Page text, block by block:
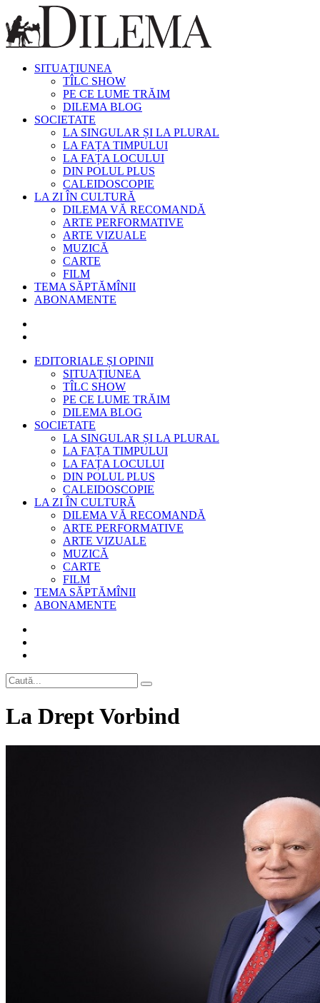
SITUAȚIUNEA
TÎLC SHOW
PE CE LUME TRĂIM
DILEMA BLOG
SOCIETATE
LA SINGULAR ȘI LA PLURAL
LA FAȚA TIMPULUI
LA FAȚA LOCULUI
DIN POLUL PLUS
CALEIDOSCOPIE
LA ZI ÎN CULTURĂ
DILEMA VĂ RECOMANDĂ
ARTE PERFORMATIVE
ARTE VIZUALE
MUZICĂ
CARTE
FILM
TEMA SĂPTĂMÎNII
ABONAMENTE
EDITORIALE ȘI OPINII
SITUAȚIUNEA
TÎLC SHOW
PE CE LUME TRĂIM
DILEMA BLOG
SOCIETATE
LA SINGULAR ȘI LA PLURAL
LA FAȚA TIMPULUI
LA FAȚA LOCULUI
DIN POLUL PLUS
CALEIDOSCOPIE
LA ZI ÎN CULTURĂ
DILEMA VĂ RECOMANDĂ
ARTE PERFORMATIVE
ARTE VIZUALE
MUZICĂ
CARTE
FILM
TEMA SĂPTĂMÎNII
ABONAMENTE
La Drept Vorbind